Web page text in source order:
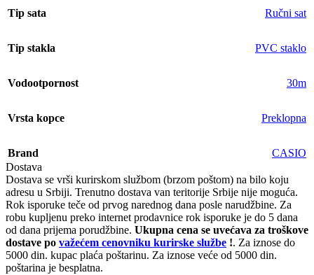
Tip sata Ručni sat
Tip stakla PVC staklo
Vodootpornost 30m
Vrsta kopce Preklopna
Brand
CASIO
Dostava
Dostava se vrši kurirskom službom (brzom poštom) na bilo koju
adresu u Srbiji. Trenutno dostava van teritorije Srbije nije moguća.
Rok isporuke teče od prvog narednog dana posle narudžbine. Za
robu kupljenu preko internet prodavnice rok isporuke je do 5 dana
od dana prijema porudžbine. Ukupna cena se uvećava za troškove
dostave po važećem cenovniku kurirske službe !. Za iznose do
5000 din. kupac plaća poštarinu. Za iznose veće od 5000 din.
poštarina je besplatna.